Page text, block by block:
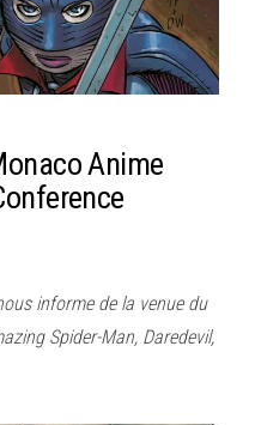
Anime
informe de la venue du
Spider-Man, Daredevil,